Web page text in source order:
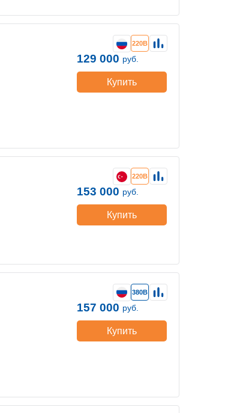
220В
129 000 руб.
Купить
220В
153 000 руб.
Купить
380В
157 000 руб.
Купить